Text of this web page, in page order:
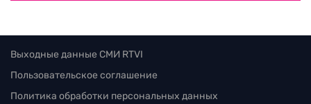
Выходные данные СМИ RTVI
Пользовательское соглашение
Политика обработки персональных данных